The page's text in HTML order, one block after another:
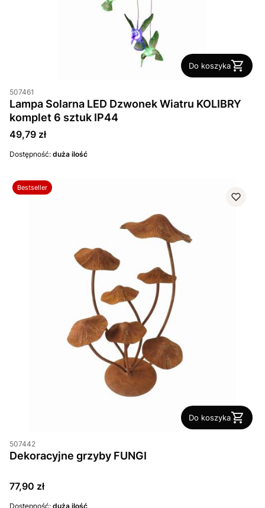
Do koszyka
507461
Lampa Solarna LED Dzwonek Wiatru KOLIBRY
komplet 6 sztuk IP44
Cena
49,79 zł
Dostępność: duża ilość
Bestseller
Do koszyka
507442
Dekoracyjne grzyby FUNGI
Cena
77,90 zł
Dostępność: duża ilość